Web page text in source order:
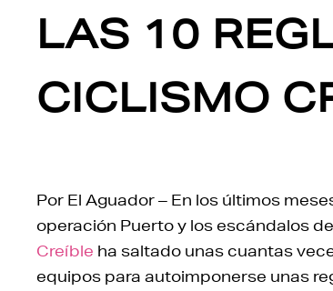
LAS 10
CICLISMO
Por El Aguador – En los últimos
operación Puerto y los escándalos
Creíble ha saltado unas cuantas
equipos para autoimponerse unas